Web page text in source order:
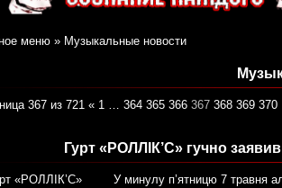
меню » Музыкальные новости
367 из 721 « 1 … 364 365 366 367 368 369 370
Гурт «РОЛЛІК’С» гучно
У минулу п’ятницю 7 травня